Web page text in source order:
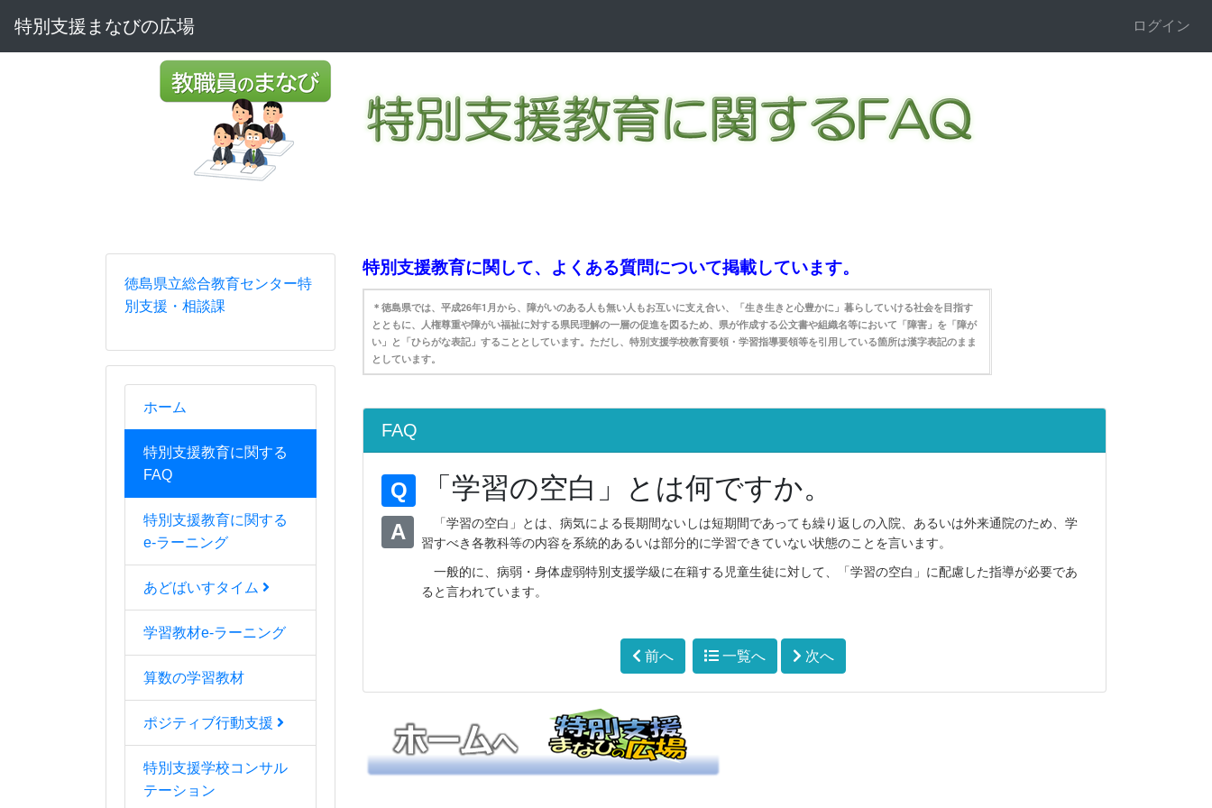
特別支援まなびの広場 ログイン
徳島県立総合教育センター特
別支援・相談課
ホーム
特別支援教育に関する
FAQ
特別支援教育に関する
e-ラーニング
あどばいすタイム
学習教材e-ラーニング
算数の学習教材
ポジティブ行動支援
特別支援学校コンサル
テーション
特別支援教育に関して、よくある質問について掲載しています。
＊徳島県では、平成26年1月から、障がいのある人も無い人もお互いに支え合い、「生き生きと心豊かに」暮らしていける社会を目指す
とともに、人権尊重や障がい福祉に対する県民理解の一層の促進を図るため、県が作成する公文書や組織名等において「障害」を「障が
い」と「ひらがな表記」することとしています。ただし、特別支援学校教育要領・学習指導要領等を引用している箇所は漢字表記のまま
としています。
FAQ
Q 「学習の空白」とは何ですか。
A
「学習の空白」とは、病気による長期間ないしは短期間であっても繰り返しの入院、あるいは外来通院のため、学
習すべき各教科等の内容を系統的あるいは部分的に学習できていない状態のことを言います。
一般的に、病弱・身体虚弱特別支援学級に在籍する児童生徒に対して、「学習の空白」に配慮した指導が必要であ
ると言われています。
前へ 一覧へ 次へ